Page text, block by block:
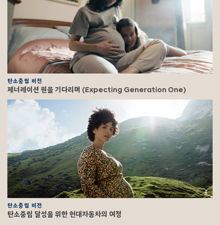
탄소중립 비전
제너레이션 원을 기다리며 (Expecting Generation One)
탄소중립 비전
탄소중립 달성을 위한 현대자동차의 여정